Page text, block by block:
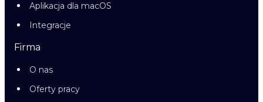
Aplikacja dla macOS
Integracje
Firma
O nas
Oferty pracy